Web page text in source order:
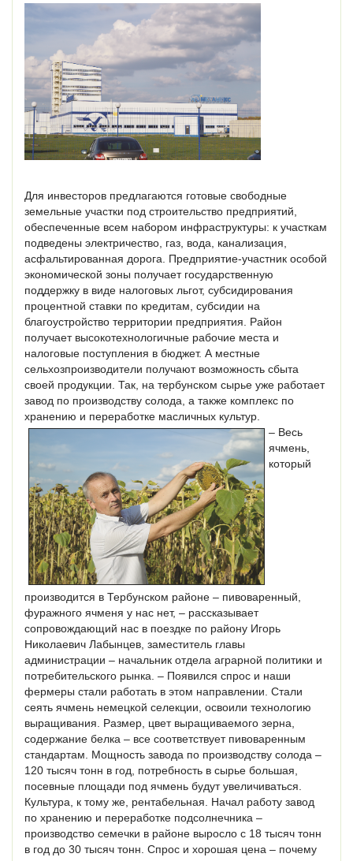
Для инвесторов предлагаются готовые свободные
земельные участки под строительство предприятий,
обеспеченные всем набором инфраструктуры: к участкам
подведены электричество, газ, вода, канализация,
асфальтированная дорога. Предприятие-участник особой
экономической зоны получает государственную
поддержку в виде налоговых льгот, субсидирования
процентной ставки по кредитам, субсидии на
благоустройство территории предприятия. Район
получает высокотехнологичные рабочие места и
налоговые поступления в бюджет. А местные
сельхозпроизводители получают возможность сбыта
своей продукции. Так, на тербунском сырье уже работает
завод по производству солода, а также комплекс по
хранению и переработке масличных культур.
– Весь
ячмень,
который
производится в Тербунском районе – пивоваренный,
фуражного ячменя у нас нет, – рассказывает
сопровождающий нас в поездке по району Игорь
Николаевич Лабынцев, заместитель главы
администрации – начальник отдела аграрной политики и
потребительского рынка. – Появился спрос и наши
фермеры стали работать в этом направлении. Стали
сеять ячмень немецкой селекции, освоили технологию
выращивания. Размер, цвет выращиваемого зерна,
содержание белка – все соответствует пивоваренным
стандартам. Мощность завода по производству солода –
120 тысяч тонн в год, потребность в сырье большая,
посевные площади под ячмень будут увеличиваться.
Культура, к тому же, рентабельная. Начал работу завод
по хранению и переработке подсолнечника –
производство семечки в районе выросло с 18 тысяч тонн
в год до 30 тысяч тонн. Спрос и хорошая цена – почему